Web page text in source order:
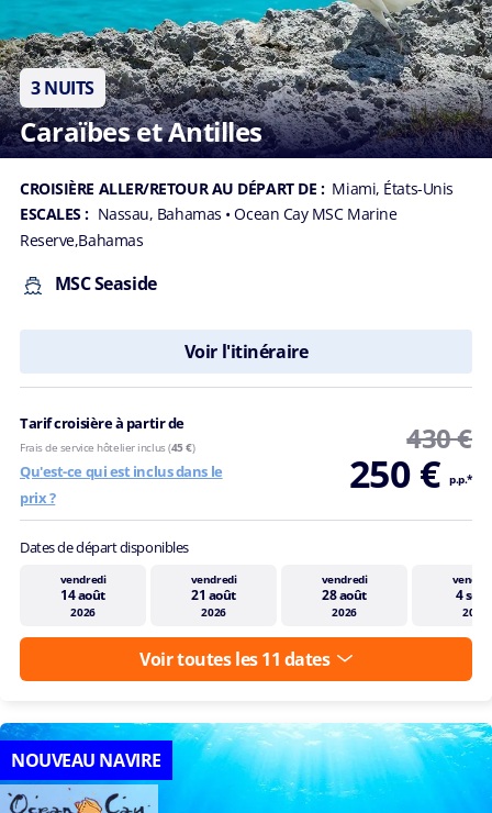
3 NUITS
Caraïbes et Antilles
CROISIÈRE ALLER/RETOUR AU DÉPART DE : Miami, États-Unis
ESCALES : Nassau, Bahamas • Ocean Cay MSC Marine
Reserve,Bahamas
MSC Seaside
Voir l'itinéraire
Tarif croisière à partir de 430 €
250 € p.p.*
Frais de service hôtelier inclus (45 €)
Qu'est-ce qui est inclus dans le
prix ?
Dates de départ disponibles
vendredi
14 août
2026
vendredi
21 août
2026
vendredi
28 août
2026
4
2026
Voir toutes les 11 dates
NOUVEAU NAVIRE